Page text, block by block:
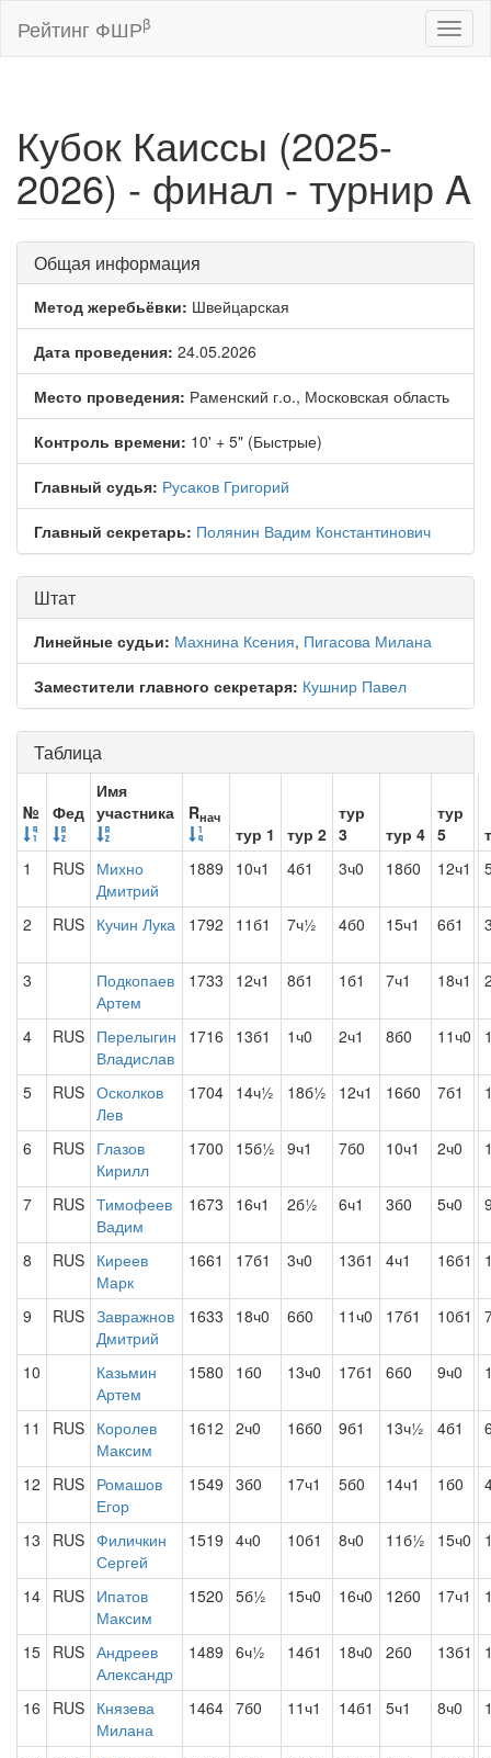
Рейтинг ФШРβ
Кубок Каиссы (2025-
2026) - финал - турнир A
Общая информация
Метод жеребьёвки: Швейцарская
Дата проведения: 24.05.2026
Место проведения: Раменский г.о., Московская область
Контроль времени: 10' + 5" (Быстрые)
Главный судья: Русаков Григорий
Главный секретарь: Полянин Вадим Константинович
Штат
Линейные судьи: Махнина Ксения, Пигасова Милана
Заместители главного секретаря: Кушнир Павел
Таблица
№ Фед
Имя
участника
Rнач
тур 1 тур 2
тур
3
тур 4
тур
5
1
RUS Михно
Дмитрий
1889 10ч1 4б1 3ч0 18б0 12ч1
2 RUS Кучин Лука 1792 11б1 7ч½ 4б0 15ч1 6б1
3
Подкопаев
Артем
1733 12ч1 8б1 1б1 7ч1 18ч1
4 RUS Перелыгин
Владислав
1716 13б1 1ч0 2ч1 8б0 11ч0
5 RUS Осколков
Лев
1704 14ч½ 18б½ 12ч1 16б0 7б1
6 RUS Глазов
Кирилл
1700 15б½ 9ч1 7б0 10ч1 2ч0
7 RUS Тимофеев
Вадим
1673 16ч1 2б½ 6ч1 3б0 5ч0
8 RUS Киреев
Марк
1661 17б1 3ч0 13б1 4ч1 16б1
9 RUS Завражнов
Дмитрий
1633 18ч0 6б0 11ч0 17б1 10б1
10
Казьмин
Артем
1580 1б0 13ч0 17б1 6б0 9ч0
11 RUS Королев
Максим
1612 2ч0 16б0 9б1 13ч½ 4б1
12 RUS Ромашов
Егор
1549 3б0 17ч1 5б0 14ч1 1б0
13 RUS Филичкин
Сергей
1519 4ч0 10б1 8ч0 11б½ 15ч0
14 RUS Ипатов
Максим
1520 5б½ 15ч0 16ч0 12б0 17ч1
15 RUS Андреев
Александр
1489 6ч½ 14б1 18ч0 2б0 13б1
16 RUS Князева
Милана
1464 7б0 11ч1 14б1 5ч1 8ч0